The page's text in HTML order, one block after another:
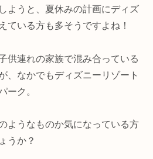
ようと、夏休みの計画にディズ
ている方も多そうですよね！
供連れの家族で混み合っている
、なかでもディズニーリゾート
ーク。
ようなものか気になっている方
うか？